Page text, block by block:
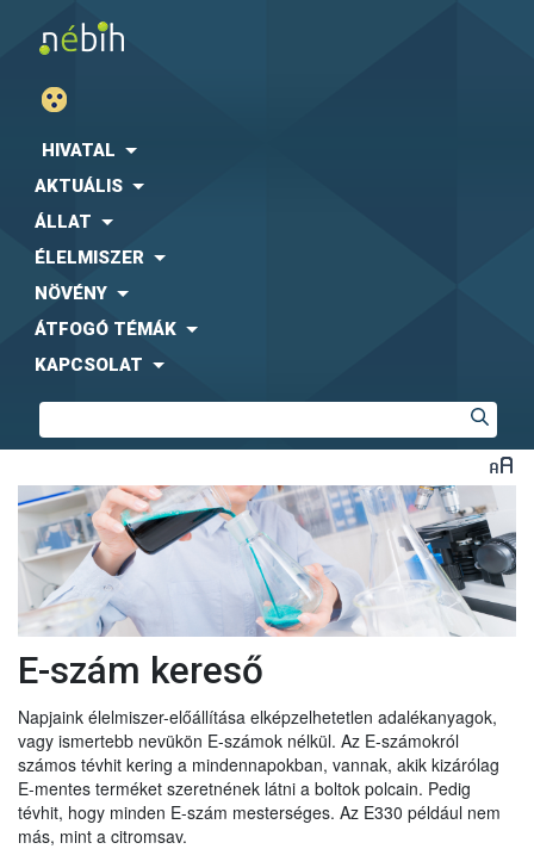
HIVATAL
AKTUÁLIS
ÁLLAT
ÉLELMISZER
NÖVÉNY
ÁTFOGÓ TÉMÁK
KAPCSOLAT
E-szám kereső
Napjaink élelmiszer-előállítása elképzelhetetlen adalékanyagok,
vagy ismertebb nevükön E-számok nélkül. Az E-számokról
számos tévhit kering a mindennapokban, vannak, akik kizárólag
E-mentes terméket szeretnének látni a boltok polcain. Pedig
tévhit, hogy minden E-szám mesterséges. Az E330 például nem
más, mint a citromsav.